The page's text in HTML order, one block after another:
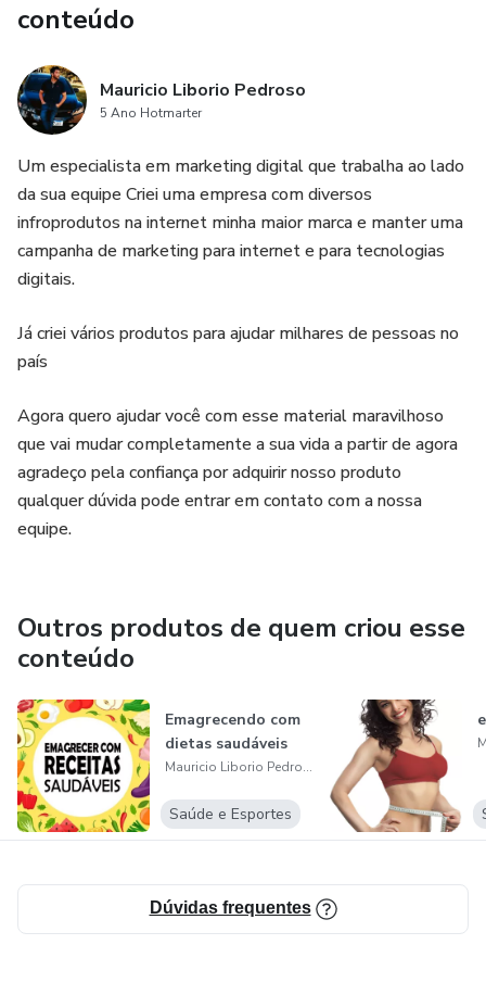
conteúdo
Mauricio Liborio Pedroso
5 Ano Hotmarter
Um especialista em marketing digital que trabalha ao lado
da sua equipe Criei uma empresa com diversos
infroprodutos na internet minha maior marca e manter uma
campanha de marketing para internet e para tecnologias
digitais.
Já criei vários produtos para ajudar milhares de pessoas no
país
Agora quero ajudar você com esse material maravilhoso
que vai mudar completamente a sua vida a partir de agora
agradeço pela confiança por adquirir nosso produto
qualquer dúvida pode entrar em contato com a nossa
equipe.
Outros produtos de quem criou esse
conteúdo
Emagrecendo com
dietas saudáveis
Mauricio Liborio Pedroso
Saúde e Esportes
Dúvidas frequentes